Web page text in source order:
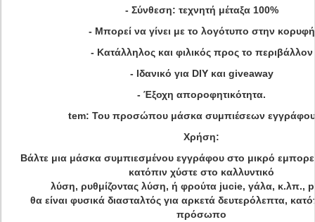
- Σύνθεση: τεχνητή μέταξα 100%
- Μπορεί να γίνει με το λογότυπο στην κορυφή
- Κατάλληλος και φιλικός προς το περιβάλλον
- Ιδανικό για DIY και giveaway
- Έξοχη αποροφητικότητα.
tem: Του προσώπου μάσκα συμπιέσεων
Χρήση:
Βάλτε μια μάσκα συμπιεσμένου εγγράφου στο μικρό
κατόπιν χύστε στο καλλυντικό
λύση, ρυθμίζοντας λύση, ή φρούτα jucie, γάλα, κ.λπ.,
θα είναι φυσικά διασταλτός για αρκετά δευτερόλεπτα,
πρόσωπο